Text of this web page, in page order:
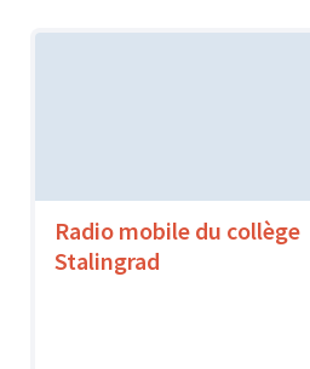
Radio mobile du collège
Stalingrad